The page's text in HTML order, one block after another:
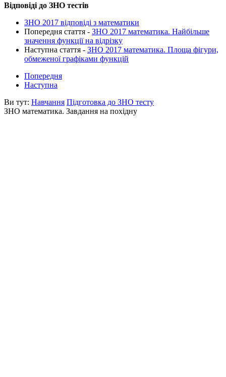
Відповіді до ЗНО тестів
ЗНО 2017 відповіді з математики
Попередня стаття - ЗНО 2017 математика. Найбільше
значення функції на відрізку
Наступна стаття - ЗНО 2017 математика. Площа фігури,
обмеженої графіками функцій
Попередня
Наступна
Ви тут: Навчання Підготовка до ЗНО тесту
ЗНО математика. Завдання на похідну